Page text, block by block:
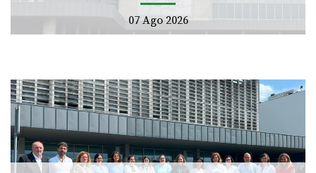
07 Ago 2026